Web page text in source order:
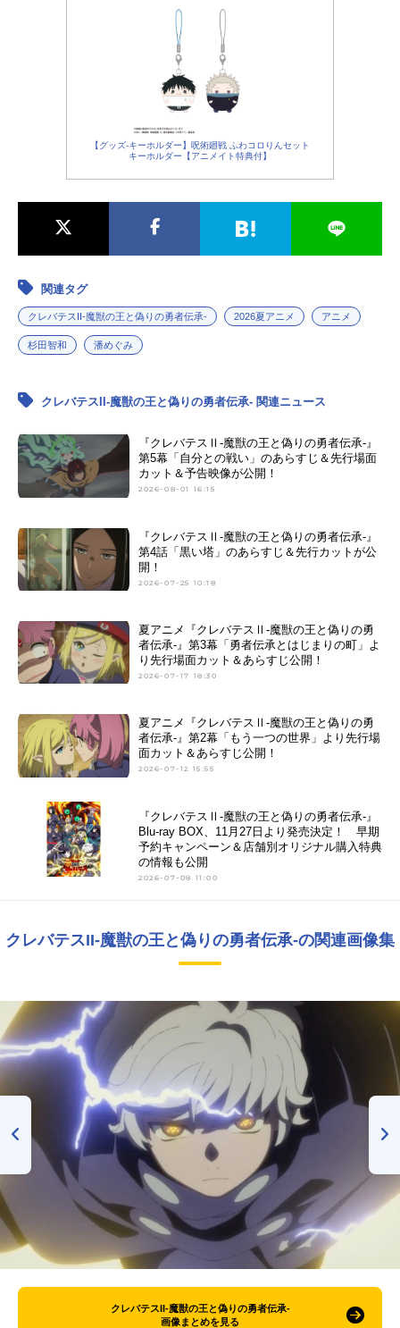
【グッズ-キーホルダー】呪術廻戦 ふわコロりんセット
キーホルダー【アニメイト特典付】
関連タグ
クレバテスII-魔獣の王と偽りの勇者伝承- 2026夏アニメ アニメ
杉田智和 潘めぐみ
クレバテスII-魔獣の王と偽りの勇者伝承- 関連ニュース
『クレバテスⅡ-魔獣の王と偽りの勇者伝承-』
第5幕「自分との戦い」のあらすじ＆先行場面
カット＆予告映像が公開！
2026-08-01 16:15
『クレバテスⅡ-魔獣の王と偽りの勇者伝承-』
第4話「黒い塔」のあらすじ＆先行カットが公
開！
2026-07-25 10:18
夏アニメ『クレバテスⅡ-魔獣の王と偽りの勇
者伝承-』第3幕「勇者伝承とはじまりの町」よ
り先行場面カット＆あらすじ公開！
2026-07-17 18:30
夏アニメ『クレバテスⅡ-魔獣の王と偽りの勇
者伝承-』第2幕「もう一つの世界」より先行場
面カット＆あらすじ公開！
2026-07-12 15:55
『クレバテスⅡ-魔獣の王と偽りの勇者伝承-』
Blu-ray BOX、11月27日より発売決定！ 早期
予約キャンペーン＆店舗別オリジナル購入特典
の情報も公開
2026-07-08 11:00
クレバテスII-魔獣の王と偽りの勇者伝承-の関連画像集
クレバテスII-魔獣の王と偽りの勇者伝承-
画像まとめを見る